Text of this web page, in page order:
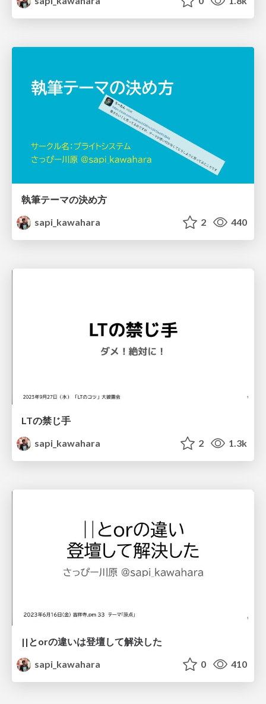
執筆テーマの決め方
sapi_kawahara
2 440
LTの禁じ手
sapi_kawahara
2 1.3k
||とorの違いは登壇して解決した
sapi_kawahara
0 410